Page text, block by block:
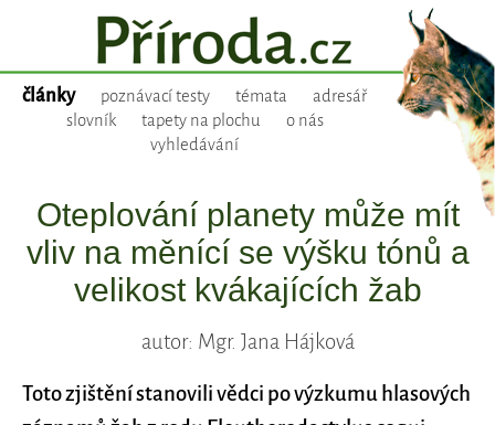
články poznávací testy témata
adresář
slovník
tapety na plochu
o nás
vyhledávání
Oteplování planety může mít
vliv na měnící se výšku tónů a
velikost kvákajících žab
autor: Mgr. Jana Hájková
Toto zjištění stanovili vědci po výzkumu hlasových